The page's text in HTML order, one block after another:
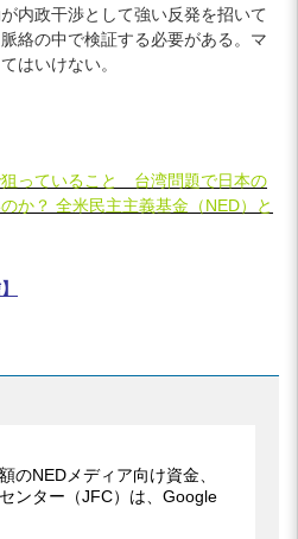
内政干渉として強い反発を招いて
絡の中で検証する必要がある。マ
はいけない。
っていること 台湾問題で日本の
か？ 全米民主主義基金（NED）と
のNEDメディア向け資金、
ンター（JFC）は、Google